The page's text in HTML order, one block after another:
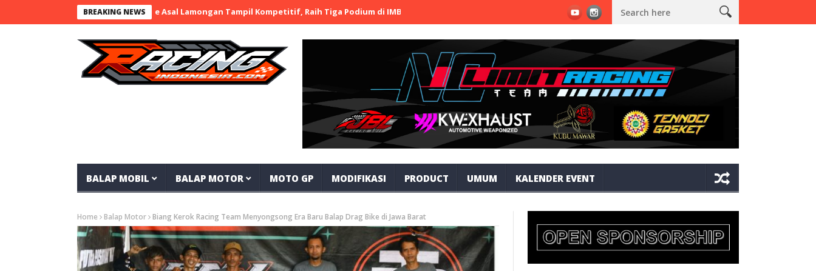
BREAKING NEWS
12 nd.RayaMart x BaraBere Asal Lamongan Tampil Kompetitif, Raih Tiga Podium di IMB Open Road Race 2026 Bojonegoro TEAM GMJ1 X JRC BORONG 16 PIALA DAN SAPU 3 GELAR JUARA UMUM
BALAP MOBIL BALAP MOTOR MOTO GP MODIFIKASI PRODUCT UMUM KALENDER EVENT
Home Balap Motor Biang Kerok Racing Team Menyongsong Era Baru Balap Drag Bike di Jawa Barat